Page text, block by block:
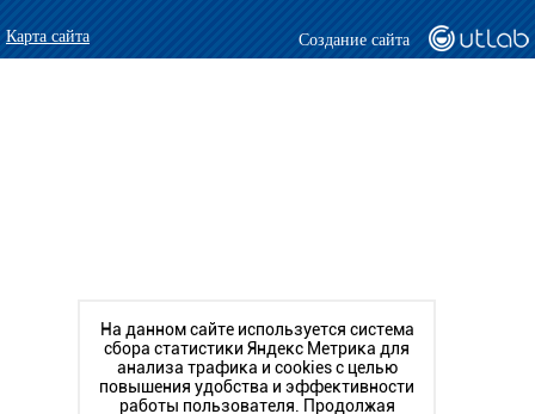
Карта сайта Создание сайта
На данном сайте используется система
сбора статистики Яндекс Метрика для
анализа трафика и cookies с целью
повышения удобства и эффективности
работы пользователя. Продолжая